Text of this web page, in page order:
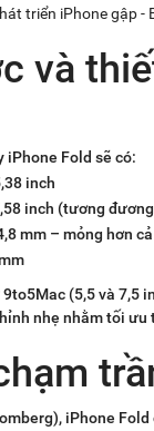
và
iPhone Fold sẽ có:
inch
inch (tương
mm – mỏng hơn
(5,5 và 7,5
nhẹ nhằm tối ưu
iPhone